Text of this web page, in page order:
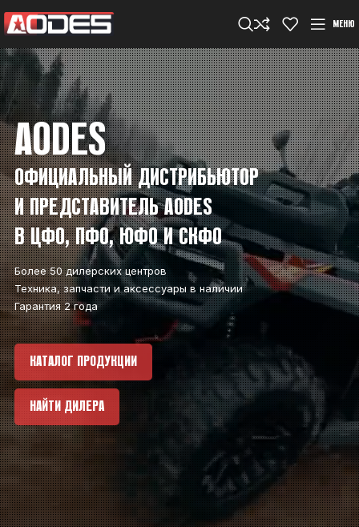
МЕНЮ
ОФИЦИАЛЬНЫЙ ДИСТРИБЬЮТОР
И ПРЕДСТАВИТЕЛЬ AODES
В ЦФО, ПФО, ЮФО И СКФО
Более 50 дилерских центров
Техника, запчасти и аксессуары в наличии
Гарантия 2 года
КАТАЛОГ ПРОДУКЦИИ
AODES
НАЙТИ ДИЛЕРА